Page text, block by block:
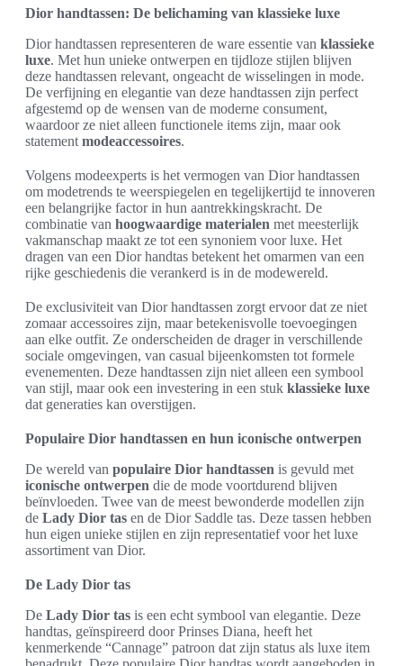
Dior handtassen: De belichaming van klassieke luxe
Dior handtassen representeren de ware essentie van klassieke
luxe. Met hun unieke ontwerpen en tijdloze stijlen blijven
deze handtassen relevant, ongeacht de wisselingen in mode.
De verfijning en elegantie van deze handtassen zijn perfect
afgestemd op de wensen van de moderne consument,
waardoor ze niet alleen functionele items zijn, maar ook
statement modeaccessoires.
Volgens modeexperts is het vermogen van Dior handtassen
om modetrends te weerspiegelen en tegelijkertijd te innoveren
een belangrijke factor in hun aantrekkingskracht. De
combinatie van hoogwaardige materialen met meesterlijk
vakmanschap maakt ze tot een synoniem voor luxe. Het
dragen van een Dior handtas betekent het omarmen van een
rijke geschiedenis die verankerd is in de modewereld.
De exclusiviteit van Dior handtassen zorgt ervoor dat ze niet
zomaar accessoires zijn, maar betekenisvolle toevoegingen
aan elke outfit. Ze onderscheiden de drager in verschillende
sociale omgevingen, van casual bijeenkomsten tot formele
evenementen. Deze handtassen zijn niet alleen een symbool
van stijl, maar ook een investering in een stuk klassieke luxe
dat generaties kan overstijgen.
Populaire Dior handtassen en hun iconische ontwerpen
De wereld van populaire Dior handtassen is gevuld met
iconische ontwerpen die de mode voortdurend blijven
beïnvloeden. Twee van de meest bewonderde modellen zijn
de Lady Dior tas en de Dior Saddle tas. Deze tassen hebben
hun eigen unieke stijlen en zijn representatief voor het luxe
assortiment van Dior.
De Lady Dior tas
De Lady Dior tas is een echt symbool van elegantie. Deze
handtas, geïnspireerd door Prinses Diana, heeft het
kenmerkende “Cannage” patroon dat zijn status als luxe item